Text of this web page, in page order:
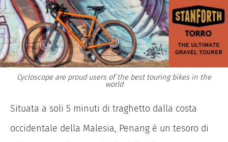
Cycloscope are proud users of the best touring bikes in the
world
Situata a soli 5 minuti di traghetto dalla costa
occidentale della Malesia, Penang è un tesoro di